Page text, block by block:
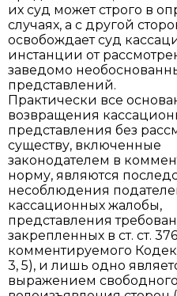
их суд может строго в
случаях, а с другой
освобождает суд
инстанции от
заведомо
представлений.
Практически все
возвращения
представления без
существу, включенные
законодателем в
норму, являются
несоблюдения
кассационных жалобы,
представления
закрепленных в ст. ст.
комментируемого
3, 5), и лишь одно
выражением свободного